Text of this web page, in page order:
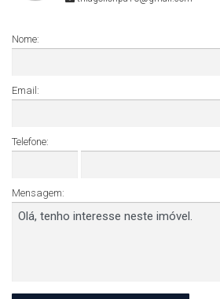
Nome:
Email:
Telefone:
Mensagem: